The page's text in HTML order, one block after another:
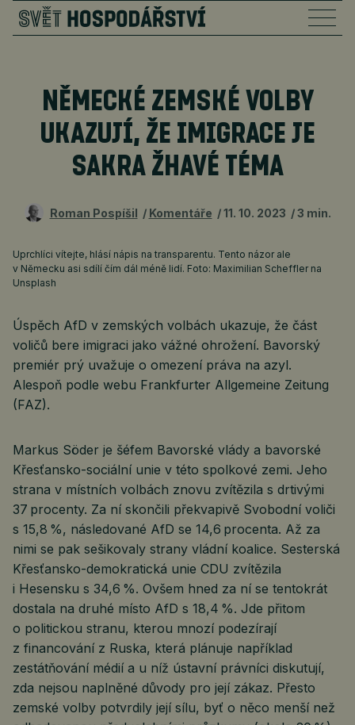
NĚMECKÉ ZEMSKÉ VOLBY
UKAZUJÍ, ŽE IMIGRACE JE
SAKRA ŽHAVÉ TÉMA
Roman Pospíšil Komentáře 11. 10. 2023 3 min.
Uprchlíci vítejte, hlásí nápis na transparentu. Tento názor ale
v Německu asi sdílí čím dál méně lidí. Foto: Maximilian Scheffler na
Unsplash
Úspěch AfD v zemských volbách ukazuje, že část
voličů bere imigraci jako vážné ohrožení. Bavorský
premiér prý uvažuje o omezení práva na azyl.
Alespoň podle webu Frankfurter Allgemeine Zeitung
(FAZ).
Markus Söder je šéfem Bavorské vlády a bavorské
Křesťansko-sociální unie v této spolkové zemi. Jeho
strana v místních volbách znovu zvítězila s drtivými
37 procenty. Za ní skončili překvapivě Svobodní voliči
s 15,8 %, následované AfD se 14,6 procenta. Až za
nimi se pak sešikovaly strany vládní koalice. Sesterská
Křesťansko-demokratická unie CDU zvítězila
i Hesensku s 34,6 %. Ovšem hned za ní se tentokrát
dostala na druhé místo AfD s 18,4 %. Jde přitom
o politickou stranu, kterou mnozí podezírají
z financování z Ruska, která plánuje například
zestátňování médií a u níž ústavní právníci diskutují,
zda nejsou naplněné důvody pro její zákaz. Přesto
zemské volby potvrdily její sílu, byť o něco menší než